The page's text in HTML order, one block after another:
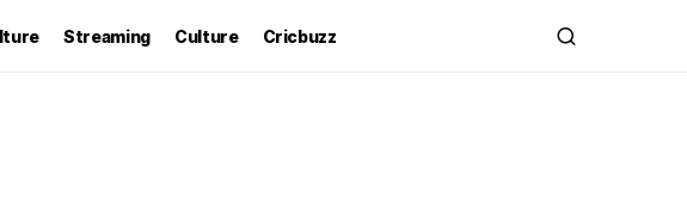
Streaming Culture Cricbuzz